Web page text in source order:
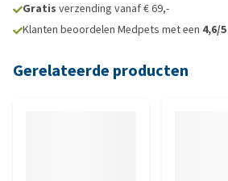
Gratis verzending vanaf € 69,-
Klanten beoordelen Medpets met een 4,6/5
Gerelateerde producten